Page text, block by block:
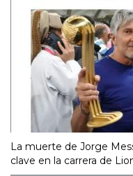
La muerte de Jorge
clave en la carrera de